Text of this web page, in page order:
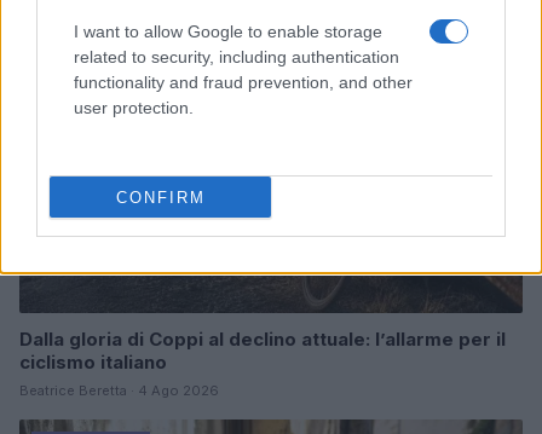
I want to allow Google to enable storage
related to security, including authentication
functionality and fraud prevention, and other
user protection.
CONFIRM
Dalla gloria di Coppi al declino attuale: l’allarme per il
ciclismo italiano
Beatrice Beretta · 4 Ago 2026